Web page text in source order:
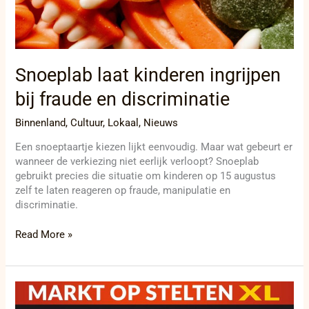
Snoeplab laat kinderen ingrijpen
bij fraude en discriminatie
Binnenland,Cultuur, Lokaal, Nieuws
Een snoeptaartje kiezen lijkt eenvoudig. Maar wat gebeurt er
wanneer de verkiezing niet eerlijk verloopt? Snoeplab
gebruikt precies die situatie om kinderen op 15 augustus
zelf te laten reageren op fraude, manipulatie en
discriminatie.
Read More »
Straattheater
krijgt